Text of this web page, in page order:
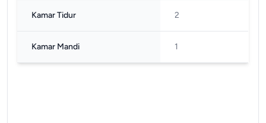
Kamar Tidur 2
Kamar Mandi 1